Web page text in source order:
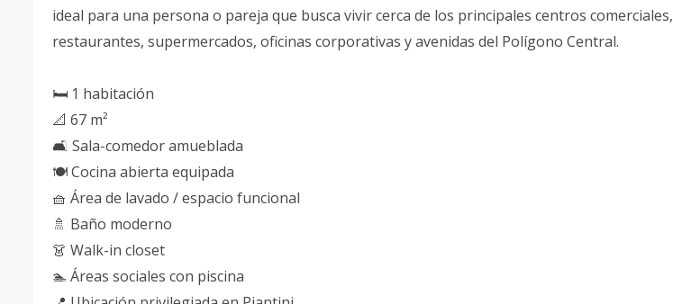
ideal para una persona o pareja que busca vivir cerca de los principales centros comerciales,
restaurantes, supermercados, oficinas corporativas y avenidas del Polígono Central.
🛏️ 1 habitación
📐 67 m²
🛋️ Sala-comedor amueblada
🍽️ Cocina abierta equipada
🧺 Área de lavado / espacio funcional
🚿 Baño moderno
👗 Walk-in closet
🏊 Áreas sociales con piscina